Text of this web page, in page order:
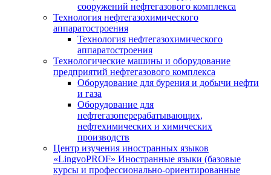
сооружений нефтегазового комплекса
Технология нефтегазохимического
аппаратостроения
Технология нефтегазохимического
аппаратостроения
Технологические машины и оборудование
предприятий нефтегазового комплекса
Оборудование для бурения и добычи нефти
и газа
Оборудование для
нефтегазоперерабатывающих,
нефтехимических и химических
производств
Центр изучения иностранных языков
«LingvoPROF» Иностранные языки (базовые
курсы и профессионально-ориентированные